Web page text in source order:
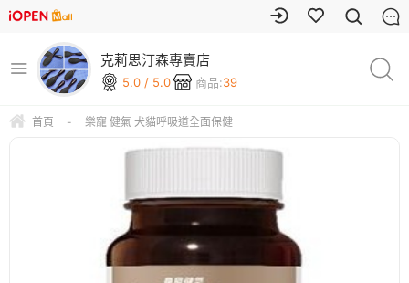
克莉思汀森專賣店
5.0 / 5.0 商品:39
首頁 - 樂寵 健氣 犬貓呼吸道全面保健